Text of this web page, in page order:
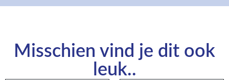
Misschien vind je dit ook
leuk..